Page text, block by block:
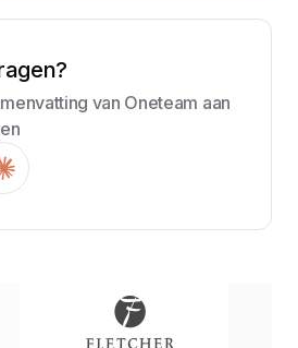
van Oneteam aan